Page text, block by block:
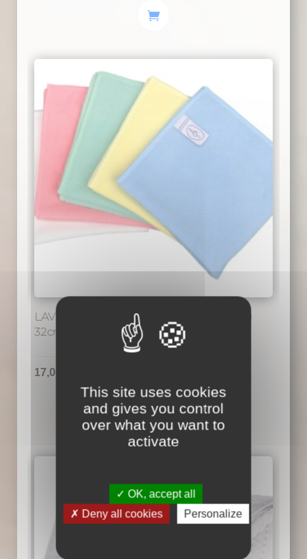
LAVETTES MICROFIBRE SURFACE T320
32cm x 32cm lot de 5
17,00
Ce
produit
a
variations.
Les
options
This site uses cookies
and gives you control
over what you want to
activate
OK, accept all
Deny all cookies
Personalize